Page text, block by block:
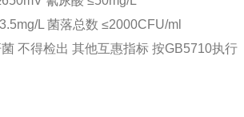
L 菌落总数 ≤2000CFU/ml
不得检出 其他互惠指标 按GB5710执行